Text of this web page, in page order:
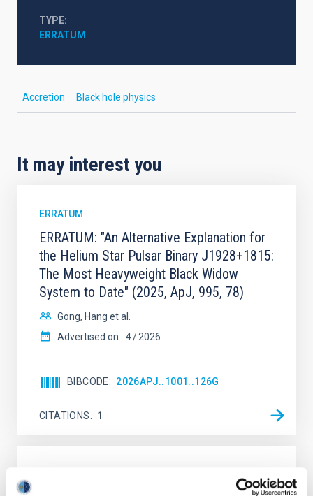
TYPE
ERRATUM
Accretion Black hole physics
It may interest you
ERRATUM
ERRATUM: "An Alternative Explanation for
the Helium Star Pulsar Binary J1928+1815:
The Most Heavyweight Black Widow
System to Date" (2025, ApJ, 995, 78)
Gong, Hang et al.
Advertised on: 4 2026
BIBCODE 2026APJ..1001..126G
CITATIONS 1